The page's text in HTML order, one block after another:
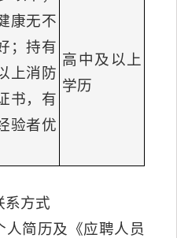
康无不
；持有
上消防
书，有
验者优
高中及以上
学历
系方式
人简历及《应聘人员